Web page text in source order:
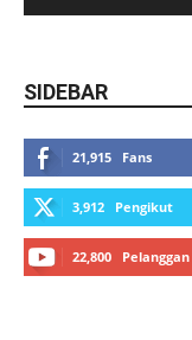
SIDEBAR
21,915 Fans
3,912 Pengikut
22,800 Pelanggan